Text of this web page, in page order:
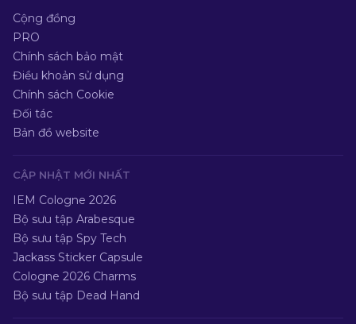
Cộng đồng
PRO
Chính sách bảo mật
Điều khoản sử dụng
Chính sách Cookie
Đối tác
Bản đồ website
CẬP NHẬT MỚI NHẤT
IEM Cologne 2026
Bộ sưu tập Arabesque
Bộ sưu tập Spy Tech
Jackass Sticker Capsule
Cologne 2026 Charms
Bộ sưu tập Dead Hand